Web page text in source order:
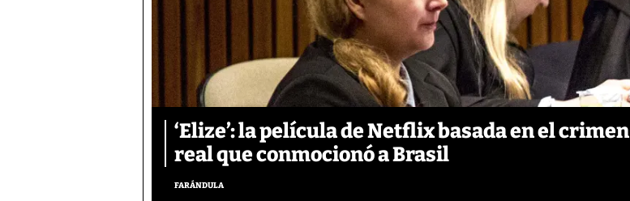
‘Elize’: la película de Netflix basada en el crimen
real que conmocionó a Brasil
FARÁNDULA